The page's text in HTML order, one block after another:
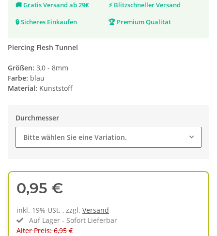
🚚Gratis Versand ab 29€ ⚡ Blitzschneller Versand
🔒Sicheres Einkaufen 🏆 Premium Qualität
Piercing Flesh Tunnel
Größen: 3,0 - 8mm
Farbe: blau
Material: Kunststoff
Durchmesser
Bitte wählen Sie eine Variation.
0,95 €
inkl. 19% USt. , zzgl. Versand
Auf Lager - Sofort Lieferbar
Alter Preis: 6,95 €